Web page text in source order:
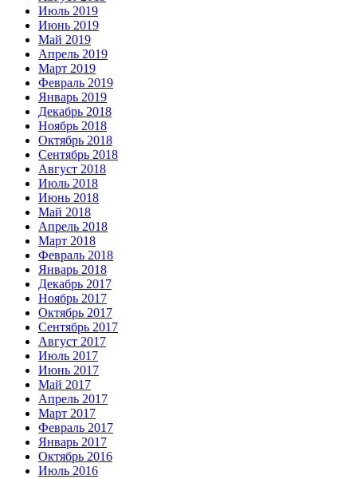
Июль 2019
Июнь 2019
Май 2019
Апрель 2019
Март 2019
Февраль 2019
Январь 2019
Декабрь 2018
Ноябрь 2018
Октябрь 2018
Сентябрь 2018
Август 2018
Июль 2018
Июнь 2018
Май 2018
Апрель 2018
Март 2018
Февраль 2018
Январь 2018
Декабрь 2017
Ноябрь 2017
Октябрь 2017
Сентябрь 2017
Август 2017
Июль 2017
Июнь 2017
Май 2017
Апрель 2017
Март 2017
Февраль 2017
Январь 2017
Октябрь 2016
Июль 2016